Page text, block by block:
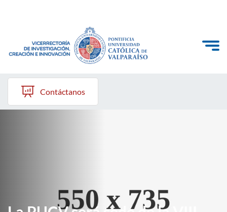
VINCI
Investigación
Contáctanos